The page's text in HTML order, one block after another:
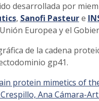
desarrollada por
, Sanofi Pasteure
Europea y el
de la cadena
gp41.
protein mimetics of
Ana Cámara-